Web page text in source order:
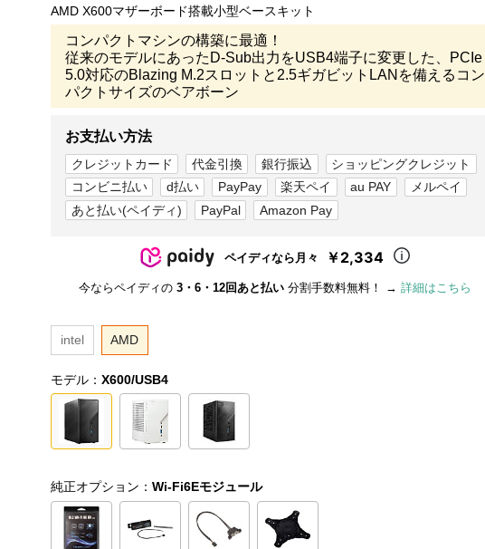
AMD X600マザーボード搭載小型ベースキット
コンパクトマシンの構築に最適！
従来のモデルにあったD-Sub出力をUSB4端子に変更した、PCIe
5.0対応のBlazing M.2スロットと2.5ギガビットLANを備えるコン
パクトサイズのベアボーン
お支払い方法
クレジットカード 代金引換 銀行振込
ショッピングクレジット
コンビニ払い
d払い PayPay 楽天ペイ au PAY
メルペイ
あと払い(ペイディ)
PayPal Amazon Pay
ペイディなら月々 ￥2,334
今ならペイディの 3・6・12回あと払い 分割手数料無料！ → 詳細はこちら
intel AMD
モデル： X600/USB4
純正オプション： Wi-Fi6Eモジュール